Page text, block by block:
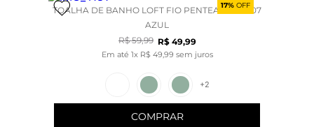
17% OFF
TOALHA DE BANHO LOFT FIO PENTEADO - 2907
AZUL
R$ 59,99 R$ 49,99
Em até 1x R$ 49 99 sem juros
+2
COMPRAR